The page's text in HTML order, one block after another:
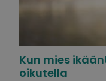
Kun mies
oikutella